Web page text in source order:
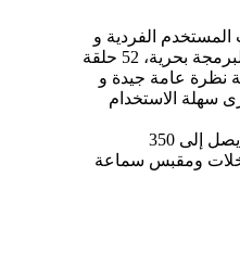
بحرية، 52 حلقة
سهلة الاستخدام
إلى 350
ومقبس سماعة